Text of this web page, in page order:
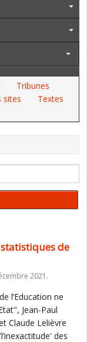
Tribunes
sites
Textes
de
2021.
l’Education ne
Jean-Paul
Claude Lelièvre
des